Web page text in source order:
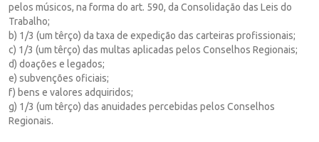
pelos músicos, na forma do art. 590, da Consolidação das Leis do
Trabalho;
b) 1/3 (um têrço) da taxa de expedição das carteiras profissionais;
c) 1/3 (um têrço) das multas aplicadas pelos Conselhos Regionais;
d) doações e legados;
e) subvenções oficiais;
f) bens e valores adquiridos;
g) 1/3 (um têrço) das anuidades percebidas pelos Conselhos
Regionais.